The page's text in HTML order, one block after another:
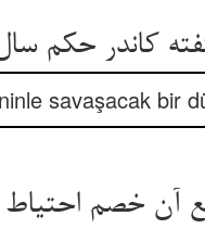
savaşacak bir